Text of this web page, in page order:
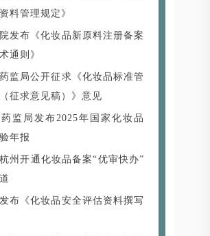
料管理规定》
发布《化妆品新原料注册备案
通则》
监局公开征求《化妆品标准管
征求意见稿）》意见
监局发布2025年国家化妆品
年报
州开通化妆品备案“优审快办”
布《化妆品安全评估资料撰写